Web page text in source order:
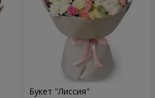
Букет "Лиссия"